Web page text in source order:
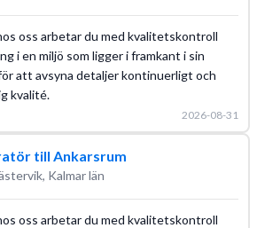
oss arbetar du med kvalitetskontroll
i en miljö som ligger i framkant i sin
att avsyna detaljer kontinuerligt och
kvalité.
2026-08-31
till Ankarsrum
Kalmar län
oss arbetar du med kvalitetskontroll